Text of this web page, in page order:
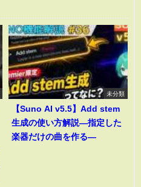
未分類
【Suno AI v5.5】Add stem
生成の使い方解説―指定した
楽器だけの曲を作る―